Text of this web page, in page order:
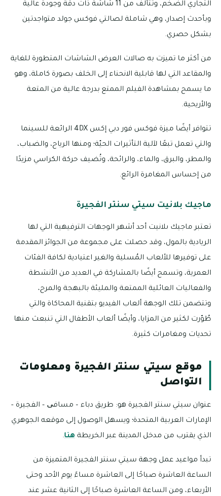
التجاري الضخم، وتتألف من 11 شاشة ذات دقّة وجودة عالية
وبأحدث إصدار، وهي شاملة لصالتي فوكس جولد متواجدتين
بشكل حصري.
من أكثر ما تميزت به صالات العرض الشاشات المتطورة للغاية
والمقاعد التي لها قابلية الانحناء إلى الخلف بصورة كاملة، وهو
ما يسمح بمشاهدة الفيلم الممتع بدرجة عالية من المتعة
والأريحية.
تتوافر أيضًا ميزة فوكس فور دبي إكس 4DX الرائعة للسينما
والتي تعمل تبعًا لآلية التأثيرات الحيّة؛ ومنها الرياح، والضباب،
والمطر، والبرق، والماء، والرائحة، وتُضيف حركة الكراسي مزيدًا
من إحساس المغامرة الرائع.
ماجيك بلانيت سيتي سنتر الفجيرة
تعتبر ماجيك ىلانيت أحد أشهر الوجهات الترفيهية التي لها
الريادية بالمول، وقد حصلت على مجموعة من الجوائز المقدمة
على توفيرها للألعاب المُسلية والغير اعتيادية لكافة الفئات
العمرية، وتسمح أيضًا بالمشاركة في العديد من الأنشطة
والفعاليات العائلية الممتعة والمليئة بالبهجة والمرح،
وتتضمن تلك الوجهة ألعاب الفيديو بتقنية المحاكاة والتي
طُوّرت لكثير من المزايا، وأيضًا ألعاب الأطفال التي تنبعث منها
تحديات ومغامرات كثيرة.
موقع سيتي سنتر الفجيرة ومعلومات
التواصل
عنوان سيتي سنتر الفجيرة هو: طريق دباء – مسافی – الفجيرة –
الإمارات العربية المتحدة؛ ويسهل الوصول إلى موقعه الجوهري
الذي يقترب من مدخل المدينة عبر الخريطة هنا.
تبدأ مواعيد عمل وجهة سيتي سنتر الفجيرة المتميزة من
الساعة العاشرة صباحًا إلى العاشرة مساءً يوم الأحد وحتى
الأربعاء، ومن الساعة العاشرة صباحًا إلى الثانية عشر عند